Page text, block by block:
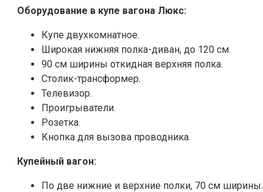
Оборудование в купе вагона Люкс:
Купе двухкомнатное.
Широкая нижняя полка-диван, до 120 см.
90 см ширины откидная верхняя полка.
Столик-трансформер.
Телевизор.
Проигрыватели.
Розетка.
Кнопка для вызова проводника.
Купейный вагон:
По две нижние и верхние полки, 70 см ширины.